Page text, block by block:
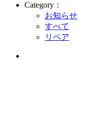
Category：
お知らせ
すべて
リペア